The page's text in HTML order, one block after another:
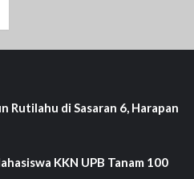
Rutilahu di Sasaran 6, Harapan
KKN UPB Tanam 100